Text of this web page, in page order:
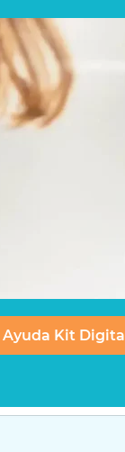
Kit Digital